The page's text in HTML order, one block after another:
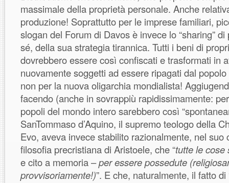
massimale della proprietà personale. Anche
produzione! Soprattutto per le imprese familiari,
slogan del Forum di Davos è invece lo “sharing”
sé, della sua strategia tirannica. Tutti i beni di
dovrebbero essere così confiscati e trasformati in
nuovamente soggetti ad essere ripagati dal
non per la nuova oligarchia mondialista!
facendo (anche in sovrappiù rapidissimamente:
popoli del mondo intero sarebbero così
SanTommaso d’Aquino, il supremo teologo della
Evo, aveva invece stabilito razionalmente, nel suo
filosofia precristiana di Aristoele, che “tutte le cose
e cito a memoria –per essere possedute
provvisoriamente!)”. E che, naturalmente, il fatto di